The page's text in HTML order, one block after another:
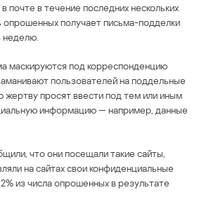
почте в течение последних нескольких
опрошенных получает письма-подделки
неделю.
маскируются под корреспонденцию
пользователей на поддельные
жертву просят ввести под тем или иным
информацию — например, данные
что они посещали такие сайты,
на сайтах свои конфиденциальные
из числа опрошенных в результате